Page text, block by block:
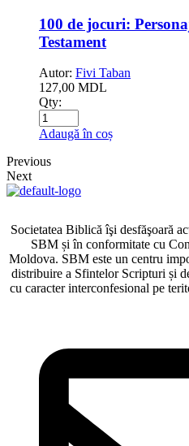
100 de jocuri:
Testament
Autor: Fivi Taban
127,00 MDL
Qty:
Adaugă în coș
Previous
Next
Societatea Biblică îşi desfăşoară
SBM și în conformitate cu
Moldova. SBM este un centru
distribuire a Sfintelor Scripturi și
cu caracter interconfesional pe